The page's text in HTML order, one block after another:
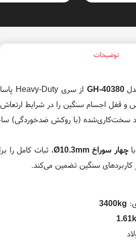
توضیحات
GH‑40380 از سری Heavy‑Duty پاسارگاد تولز، یکی از مقاوم‌ترین
قفل اجسام سنگین را در شرایط ارتعاش
سخت‌کاری‌شده (با روکش ضدخوردگی)
چهار سوراخ Ø10.3mm ، ثبات کامل را
کاربردهای سنگین تضمین می‌کند.
3400kg